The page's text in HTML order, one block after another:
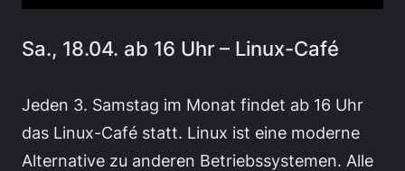
Sa., 18.04. ab 16 Uhr – Linux-Café
Jeden 3. Samstag im Monat findet ab 16 Uhr
das Linux-Café statt. Linux ist eine moderne
Alternative zu anderen Betriebssystemen. Alle